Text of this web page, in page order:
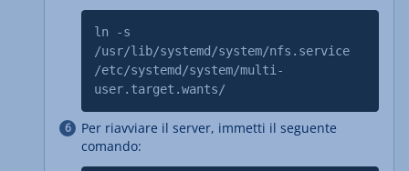
ln -s
/usr/lib/systemd/system/nfs.service
/etc/systemd/system/multi-
user.target.wants/
Per riavviare il server, immetti il seguente
comando: